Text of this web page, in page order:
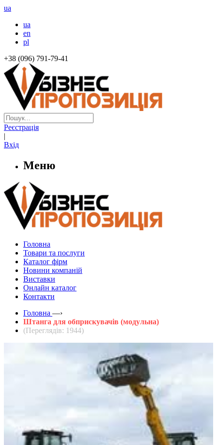
ua
ua
en
pl
+38 (096) 791-79-41
Реєстрація
|
Вхід
Меню
Головна
Товари та послуги
Каталог фірм
Новини компаній
Виставки
Онлайн каталог
Контакти
Головна —›
Штанга для обприскувачів (модульна)
(Переглядів: 1944)